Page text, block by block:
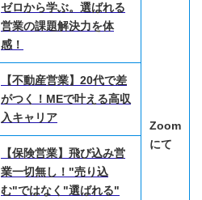
ゼロから学ぶ。選ばれる
営業の課題解決力を体
感！
Zoom
にて
【不動産営業】20代で差
がつく！MEで叶える高収
入キャリア
【保険営業】飛び込み営
業一切無し！"売り込
む"ではなく"選ばれる"